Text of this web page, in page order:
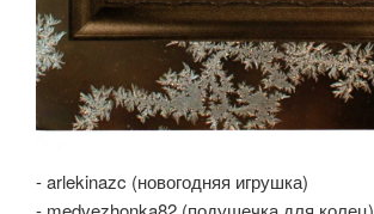
- arlekinazc (новогодняя игрушка)